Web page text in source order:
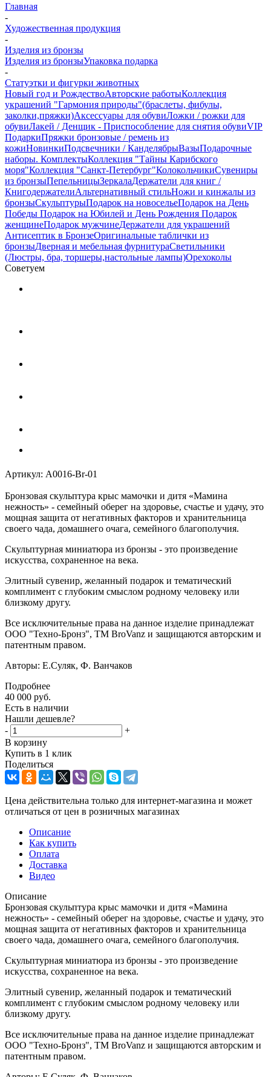
Главная
-
Художественная продукция
-
Изделия из бронзы
Изделия из бронзыУпаковка подарка
-
Статуэтки и фигурки животных
Новый год и РождествоАвторские работыКоллекция
украшений "Гармония природы"(браслеты, фибулы,
заколки,пряжки)Аксессуары для обувиЛожки / рожки для
обувиЛакей / Денщик - Приспособление для снятия обувиVIP
ПодаркиПряжки бронзовые / ремень из
кожиНовинкиПодсвечники / КанделябрыВазыПодарочные
наборы. КомплектыКоллекция "Тайны Карибского
моря"Коллекция "Санкт-Петербург"КолокольчикиСувениры
из бронзыПепельницыЗеркалаДержатели для книг /
КнигодержателиАльтернативный стильНожи и кинжалы из
бронзыСкульптурыПодарок на новосельеПодарок на День
Победы Подарок на Юбилей и День Рождения Подарок
женщинеПодарок мужчинеДержатели для украшений
Антисептик в БронзеОригинальные таблички из
бронзыДверная и мебельная фурнитураСветильники
(Люстры, бра, торшеры,настольные лампы)Орехоколы
Советуем
Артикул: A0016-Br-01
Бронзовая скульптура крыс мамочки и дитя «Мамина
нежность» - семейный оберег на здоровье, счастье и удачу, это
мощная защита от негативных факторов и хранительница
своего чада, домашнего очага, семейного благополучия.
Скульптурная миниатюра из бронзы - это произведение
искусства, сохраненное на века.
Элитный сувенир, желанный подарок и тематический
комплимент с глубоким смыслом родному человеку или
близкому другу.
Все исключительные права на данное изделие принадлежат
ООО "Техно-Бронз", ТМ BroVanz и защищаются авторским и
патентным правом.
Авторы: Е.Суляк, Ф. Ванчаков
Подробнее
40 000 руб.
Есть в наличии
Нашли дешевле?
-
+
В корзину
Купить в 1 клик
Поделиться
Цена действительна только для интернет-магазина и может
отличаться от цен в розничных магазинах
Описание
Как купить
Оплата
Доставка
Видео
Описание
Бронзовая скульптура крыс мамочки и дитя «Мамина
нежность» - семейный оберег на здоровье, счастье и удачу, это
мощная защита от негативных факторов и хранительница
своего чада, домашнего очага, семейного благополучия.
Скульптурная миниатюра из бронзы - это произведение
искусства, сохраненное на века.
Элитный сувенир, желанный подарок и тематический
комплимент с глубоким смыслом родному человеку или
близкому другу.
Все исключительные права на данное изделие принадлежат
ООО "Техно-Бронз", ТМ BroVanz и защищаются авторским и
патентным правом.